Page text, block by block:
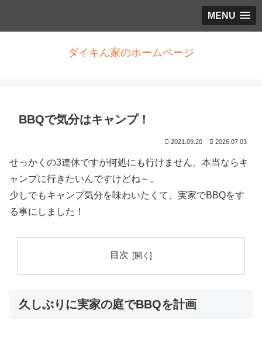
MENU
ダイキん家のホームページ
BBQで気分はキャンプ！
2021.09.20 2026.07.03
せっかくの3連休ですが何処にも行けません。本当ならキ
ャンプに行きたいんですけどね～。
少しでもキャンプ気分を味わいたくて、実家でBBQをす
る事にしました！
目次
久しぶりに実家の庭でBBQを計画